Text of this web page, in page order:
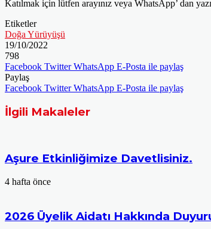
Katılmak için lütfen arayınız veya WhatsApp’ dan
Etiketler
Doğa Yürüyüşü
19/10/2022
798
Facebook Twitter WhatsApp E-Posta ile paylaş
Paylaş
Facebook Twitter WhatsApp E-Posta ile paylaş
İlgili Makaleler
Aşure Etkinliğimize Davetlisiniz.
4 hafta önce
2026 Üyelik Aidatı Hakkında